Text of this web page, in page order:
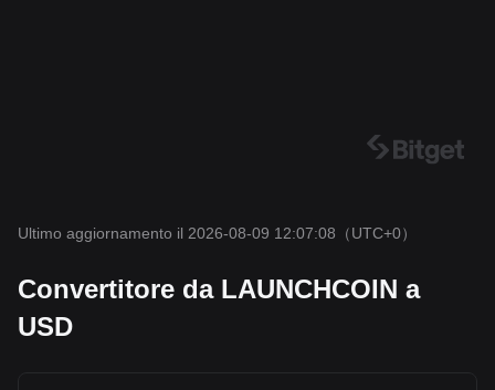
Ultimo aggiornamento il 2026-08-09 12:07:08 （UTC+0）
Convertitore da LAUNCHCOIN a
USD